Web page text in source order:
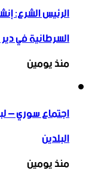
الرئيس الشرع:
السرطانية في دير
منذ يومين
اجتماع سوري –
البلدين
منذ يومين